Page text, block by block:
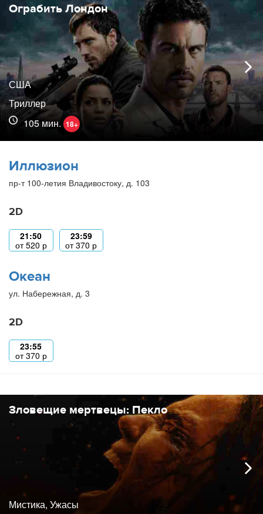
Ограбить Лондон
США
Триллер
105 мин. 18+
Иллюзион
пр-т 100-летия Владивостоку, д. 103
2D
21:50
от520 р
23:59
от370 р
Океан
ул. Набережная, д. 3
2D
23:55
от370 р
Зловещие мертвецы: Пекло
Мистика, Ужасы